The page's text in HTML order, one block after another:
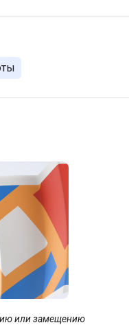
или замещению